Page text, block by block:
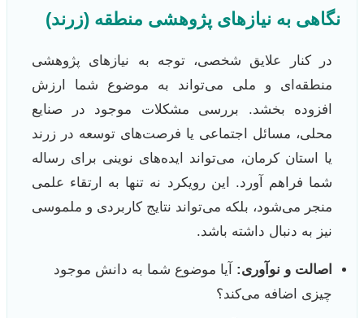
نگاهی به نیازهای پژوهشی منطقه (زرند)
در کنار علایق شخصی، توجه به نیازهای پژوهشی
منطقه‌ای و ملی می‌تواند به موضوع شما ارزش
افزوده بخشد. بررسی مشکلات موجود در صنایع
محلی، مسائل اجتماعی یا فرصت‌های توسعه در زرند
یا استان کرمان، می‌تواند ایده‌های نوینی برای رساله
شما فراهم آورد. این رویکرد نه تنها به ارتقاء علمی
منجر می‌شود، بلکه می‌تواند نتایج کاربردی و ملموسی
نیز به دنبال داشته باشد.
اصالت و نوآوری: آیا موضوع شما به دانش موجود
چیزی اضافه می‌کند؟